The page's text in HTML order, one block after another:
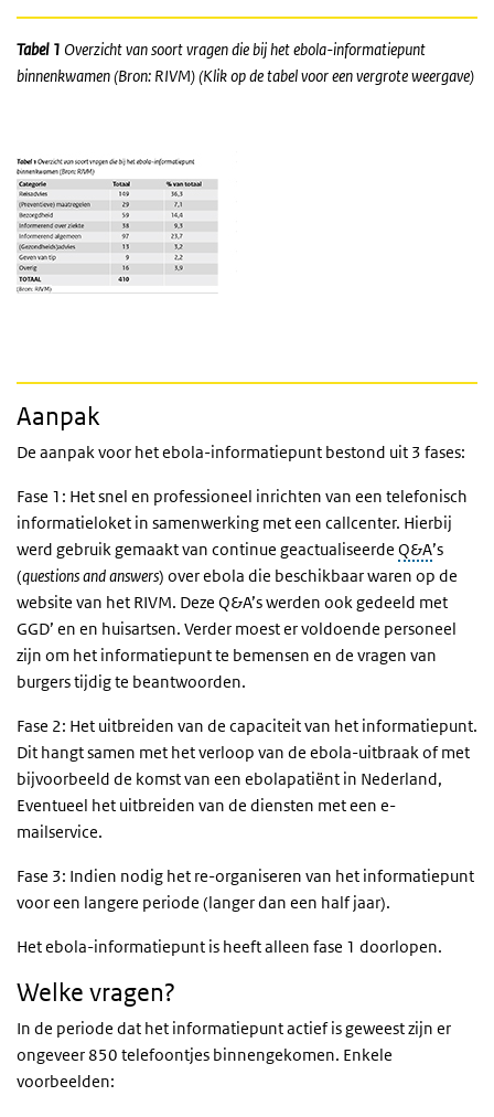
Tabel 1 Overzicht van soort vragen die bij het ebola-informatiepunt
binnenkwamen (Bron: RIVM) (Klik op de tabel voor een vergrote weergave)
Aanpak
De aanpak voor het ebola-informatiepunt bestond uit 3 fases:
Fase 1: Het snel en professioneel inrichten van een telefonisch
informatieloket in samenwerking met een callcenter. Hierbij
werd gebruik gemaakt van continue geactualiseerde Q&A’s
(questions and answers) over ebola die beschikbaar waren op de
website van het RIVM. Deze Q&A’s werden ook gedeeld met
GGD’ en en huisartsen. Verder moest er voldoende personeel
zijn om het informatiepunt te bemensen en de vragen van
burgers tijdig te beantwoorden.
Fase 2: Het uitbreiden van de capaciteit van het informatiepunt.
Dit hangt samen met het verloop van de ebola-uitbraak of met
bijvoorbeeld de komst van een ebolapatiënt in Nederland,
Eventueel het uitbreiden van de diensten met een e-
mailservice.
Fase 3: Indien nodig het re-organiseren van het informatiepunt
voor een langere periode (langer dan een half jaar).
Het ebola-informatiepunt is heeft alleen fase 1 doorlopen.
Welke vragen?
In de periode dat het informatiepunt actief is geweest zijn er
ongeveer 850 telefoontjes binnengekomen. Enkele
voorbeelden: